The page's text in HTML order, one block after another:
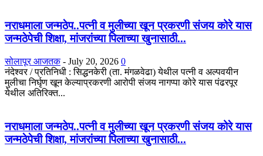
नराधमाला जन्मठेप..पत्नी व मुलीच्या खून प्रकरणी संजय कोरे यास
जन्मठेपेची शिक्षा, मांजरांच्या पिलाच्या खुनासाठी...
सोलापूर आजतक - July 20, 2026 0
नंदेश्वर / प्रतिनिधी : सिद्धनकेरी (ता. मंगळवेढा) येथील पत्नी व अल्पवयीन
मुलीचा निर्घृण खून केल्याप्रकरणी आरोपी संजय नागप्पा कोरे यास पंढरपूर
येथील अतिरिक्त...
नराधमाला जन्मठेप..पत्नी व मुलीच्या खून प्रकरणी संजय कोरे यास
जन्मठेपेची शिक्षा, मांजरांच्या पिलाच्या खुनासाठी...